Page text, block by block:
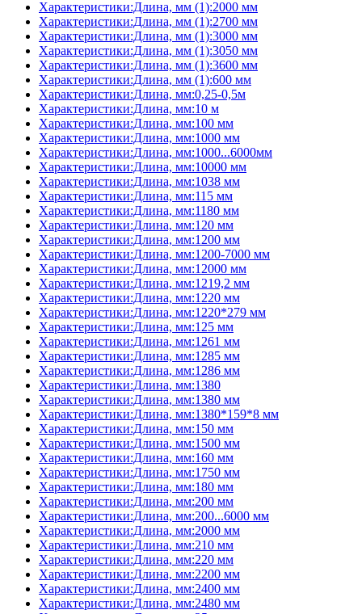
Характеристики:Длина, мм (1):2000 мм
Характеристики:Длина, мм (1):2700 мм
Характеристики:Длина, мм (1):3000 мм
Характеристики:Длина, мм (1):3050 мм
Характеристики:Длина, мм (1):3600 мм
Характеристики:Длина, мм (1):600 мм
Характеристики:Длина, мм:0,25-0,5м
Характеристики:Длина, мм:10 м
Характеристики:Длина, мм:100 мм
Характеристики:Длина, мм:1000 мм
Характеристики:Длина, мм:1000...6000мм
Характеристики:Длина, мм:10000 мм
Характеристики:Длина, мм:1038 мм
Характеристики:Длина, мм:115 мм
Характеристики:Длина, мм:1180 мм
Характеристики:Длина, мм:120 мм
Характеристики:Длина, мм:1200 мм
Характеристики:Длина, мм:1200-7000 мм
Характеристики:Длина, мм:12000 мм
Характеристики:Длина, мм:1219,2 мм
Характеристики:Длина, мм:1220 мм
Характеристики:Длина, мм:1220*279 мм
Характеристики:Длина, мм:125 мм
Характеристики:Длина, мм:1261 мм
Характеристики:Длина, мм:1285 мм
Характеристики:Длина, мм:1286 мм
Характеристики:Длина, мм:1380
Характеристики:Длина, мм:1380 мм
Характеристики:Длина, мм:1380*159*8 мм
Характеристики:Длина, мм:150 мм
Характеристики:Длина, мм:1500 мм
Характеристики:Длина, мм:160 мм
Характеристики:Длина, мм:1750 мм
Характеристики:Длина, мм:180 мм
Характеристики:Длина, мм:200 мм
Характеристики:Длина, мм:200...6000 мм
Характеристики:Длина, мм:2000 мм
Характеристики:Длина, мм:210 мм
Характеристики:Длина, мм:220 мм
Характеристики:Длина, мм:2200 мм
Характеристики:Длина, мм:2400 мм
Характеристики:Длина, мм:2480 мм